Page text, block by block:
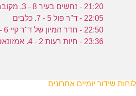
21:20 - נחשים בעיר 8 - 3. מקוברה לקרוקודיל
22:05 - ד''ר פול 5 - 7. כלבים
22:50 - חדר המיון של ד''ר קיי 6 - 6. קוף כן, קוף
23:36 - חיות רעות 2 - 4. אמזונאס
לוחות שידור יומיים אחרונים